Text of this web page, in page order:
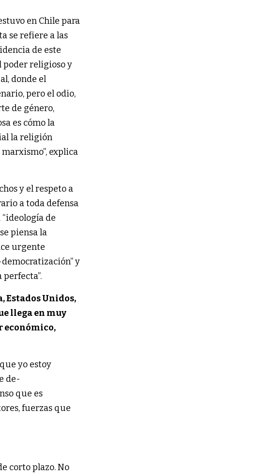
en Chile para
se refiere a las
de este
poder religioso y
donde el
pero el odio,
de género,
es cómo la
la religión
explica
y el respeto a
a toda defensa
de
piensa la
urgente
y
Estados Unidos,
llega en muy
económico,
yo estoy
de-
que es
fuerzas que
corto plazo. No